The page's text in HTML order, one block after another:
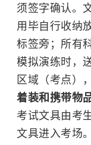
须签字确认。
用毕自行收纳
标签旁；所有
模拟演练时，
区域（考点）
着装和携带物
考试文具由考
文具进入考场